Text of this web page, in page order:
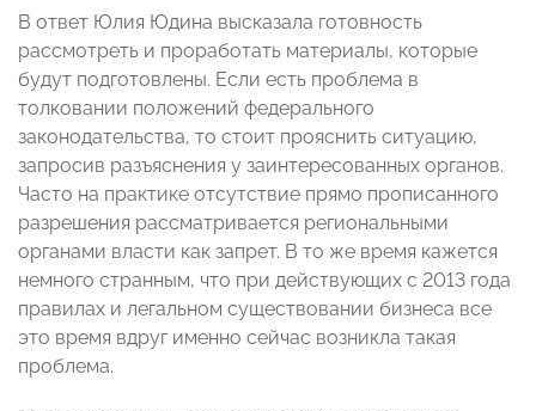
В ответ Юлия Юдина высказала готовность
рассмотреть и проработать материалы, которые
будут подготовлены. Если есть проблема в
толковании положений федерального
законодательства, то стоит прояснить ситуацию,
запросив разъяснения у заинтересованных органов.
Часто на практике отсутствие прямо прописанного
разрешения рассматривается региональными
органами власти как запрет. В то же время кажется
немного странным, что при действующих с 2013 года
правилах и легальном существовании бизнеса все
это время вдруг именно сейчас возникла такая
проблема.